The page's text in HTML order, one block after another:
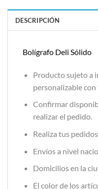
DESCRIPCIÓN
Bolígrafo Deli Sólido
Producto sujeto a
personalizable con
Confirmar
realizar el pedido.
Realiza tus
Envíos a nivel
Domicilios en la
El color de los